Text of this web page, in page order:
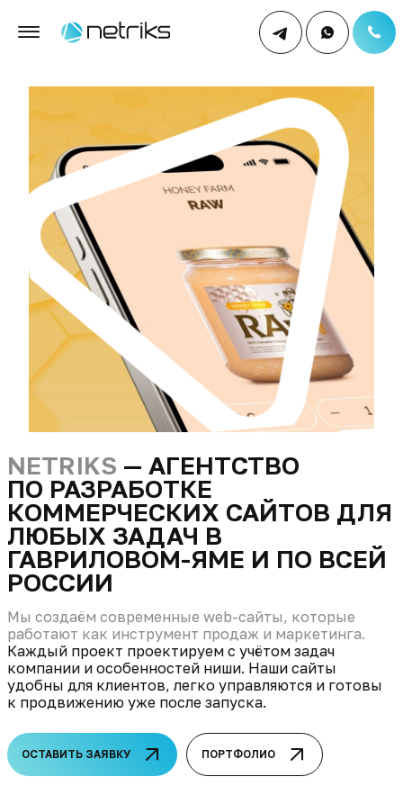
NETRIKS — АГЕНТСТВО
ПО РАЗРАБОТКЕ
КОММЕРЧЕСКИХ САЙТОВ ДЛЯ
ЛЮБЫХ ЗАДАЧ В
ГАВРИЛОВОМ-ЯМЕ И ПО ВСЕЙ
РОССИИ
Мы создаём современные web-сайты, которые
работают как инструмент продаж и маркетинга.
Каждый проект проектируем с учётом задач
компании и особенностей ниши. Наши сайты
удобны для клиентов, легко управляются и готовы
к продвижению уже после запуска.
ОСТАВИТЬ ЗАЯВКУ ПОРТФОЛИО